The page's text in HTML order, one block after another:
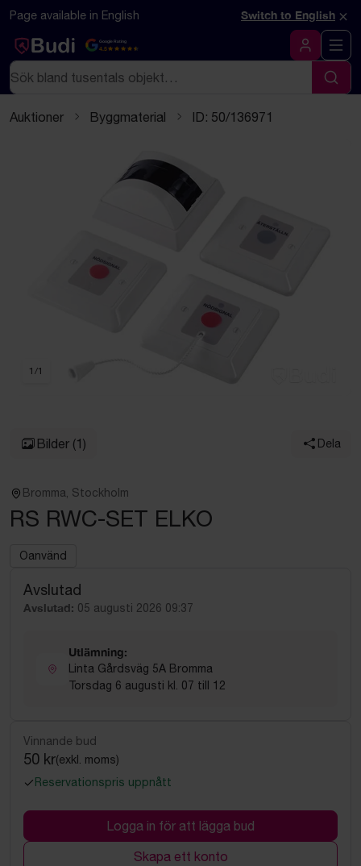
Hoppa till innehåll
Textbaserad (markdown) version av denna sida
Page available in English Switch to English ×
Google Rating
4.5
Logga in
Sök
Sök
Auktioner Byggmaterial ID: 50/136971
1 /1
Bilder (1) Dela
Bromma, Stockholm
RS RWC-SET ELKO
Oanvänd
Avslutad
Avslutad: 05 augusti 2026 09:37
Utlämning:
Linta Gårdsväg 5A Bromma
Torsdag 6 augusti kl. 07 till 12
Vinnande bud
50 kr(exkl. moms)
Reservationspris uppnått
Logga in för att lägga bud
Skapa ett konto